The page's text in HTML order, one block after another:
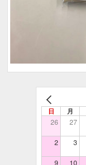
日 月
26 27
2 3
9 10